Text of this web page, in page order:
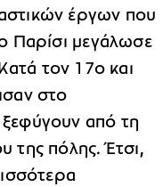
έργων που
Παρίσι μεγάλωσε
τον 17ο και
στο
από τη
της πόλης. Έτσι,